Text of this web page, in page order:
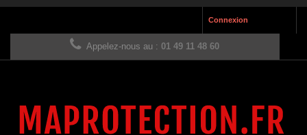
Connexion
Appelez-nous au : 01 49 11 48 60